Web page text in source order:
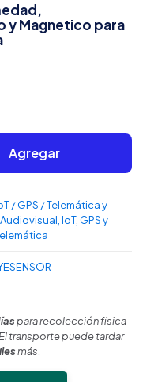
y Magnetico para
Agregar
/ GPS / Telemática y
IoT, GPS y
para recolección física
transporte puede tardar
más.